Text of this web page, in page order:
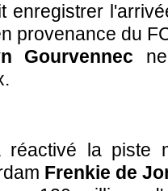
enregistrer
provenance du
Gourvennec
la piste
Frenkie de